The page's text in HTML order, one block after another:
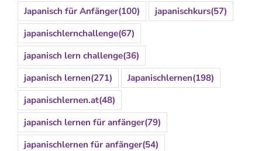
Japanisch für Anfänger(100) japanischkurs(57)
japanischlernchallenge(67)
japanisch lern challenge(36)
japanisch lernen(271) Japanischlernen(198)
japanischlernen.at(48)
japanisch lernen für anfänger(79)
japanischlernen für anfänger(54)